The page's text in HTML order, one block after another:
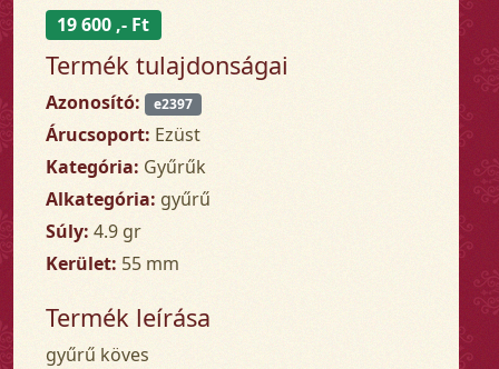
19 600 ,- Ft
Termék tulajdonságai
Azonosító: e2397
Árucsoport: Ezüst
Kategória: Gyűrűk
Alkategória: gyűrű
Súly: 4.9 gr
Kerület: 55 mm
Termék leírása
gyűrű köves